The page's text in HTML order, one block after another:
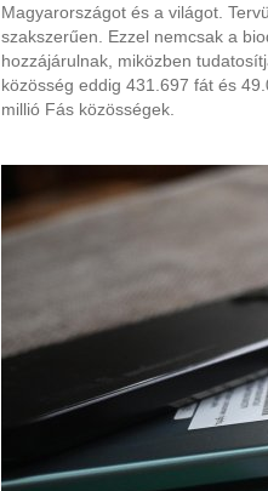
Magyarországot és a világot.
szakszerűen. Ezzel nemcsak a
hozzájárulnak, miközben
közösség eddig 431.697 fát és
millió Fás közösségek.